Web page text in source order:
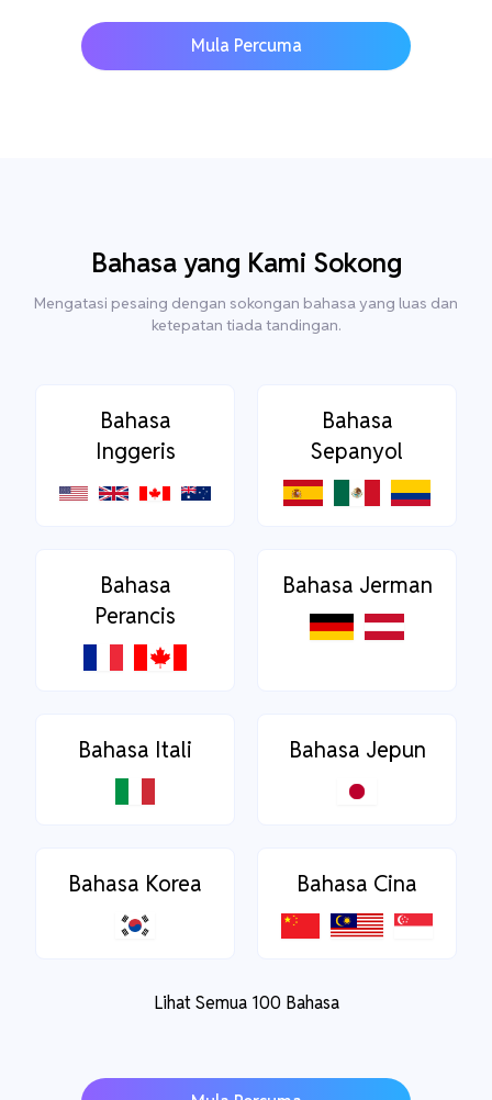
Mula Percuma
Bahasa yang Kami Sokong
Mengatasi pesaing dengan sokongan bahasa yang luas dan
ketepatan tiada tandingan.
Bahasa
Inggeris
Bahasa
Sepanyol
Bahasa
Perancis
Bahasa Jerman
Bahasa Itali Bahasa Jepun
Bahasa Korea Bahasa Cina
Lihat Semua 100 Bahasa